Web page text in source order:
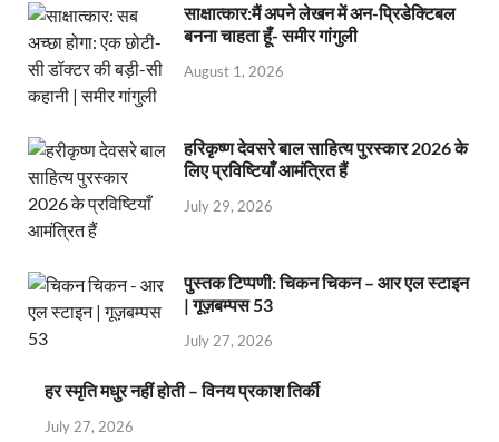
साक्षात्कार:मैं अपने लेखन में अन-प्रिडेक्टिबल
बनना चाहता हूँ- समीर गांगुली
August 1, 2026
हरिकृष्ण देवसरे बाल साहित्य पुरस्कार 2026 के
लिए प्रविष्टियाँ आमंत्रित हैं
July 29, 2026
पुस्तक टिप्पणी: चिकन चिकन – आर एल स्टाइन
| गूज़बम्पस 53
July 27, 2026
हर स्मृति मधुर नहीं होती – विनय प्रकाश तिर्की
July 27, 2026